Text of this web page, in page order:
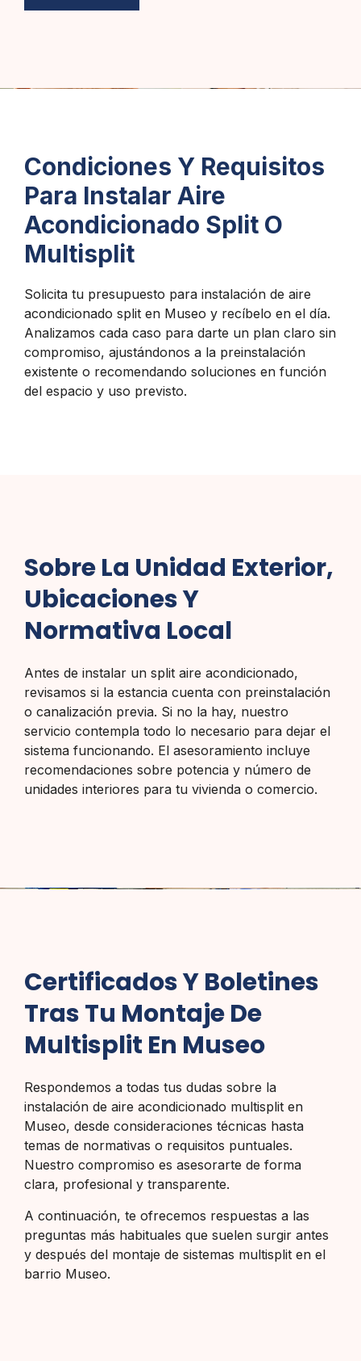
Condiciones Y Requisitos
Para Instalar Aire
Acondicionado Split O
Multisplit
Solicita tu presupuesto para instalación de aire
acondicionado split en Museo y recíbelo en el día.
Analizamos cada caso para darte un plan claro sin
compromiso, ajustándonos a la preinstalación
existente o recomendando soluciones en función
del espacio y uso previsto.
Sobre La Unidad Exterior,
Ubicaciones Y
Normativa Local
Antes de instalar un split aire acondicionado,
revisamos si la estancia cuenta con preinstalación
o canalización previa. Si no la hay, nuestro
servicio contempla todo lo necesario para dejar el
sistema funcionando. El asesoramiento incluye
recomendaciones sobre potencia y número de
unidades interiores para tu vivienda o comercio.
Certificados Y Boletines
Tras Tu Montaje De
Multisplit En Museo
Respondemos a todas tus dudas sobre la
instalación de aire acondicionado multisplit en
Museo, desde consideraciones técnicas hasta
temas de normativas o requisitos puntuales.
Nuestro compromiso es asesorarte de forma
clara, profesional y transparente.
A continuación, te ofrecemos respuestas a las
preguntas más habituales que suelen surgir antes
y después del montaje de sistemas multisplit en el
barrio Museo.